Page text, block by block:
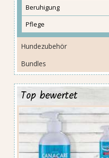
Beruhigung
Pflege
Hundezubehör
Bundles
Top bewertet